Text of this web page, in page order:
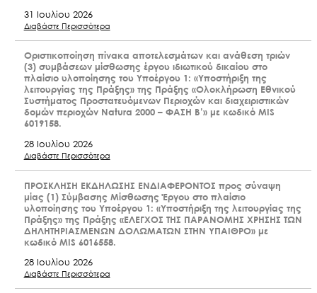
31 Ιουλίου 2026
Διαβάστε Περισσότερα
Οριστικοποίηση πίνακα αποτελεσμάτων και ανάθεση τριών
(3) συμβάσεων μίσθωσης έργου ιδιωτικού δικαίου στο
πλαίσιο υλοποίησης του Υποέργου 1: «Υποστήριξη της
λειτουργίας της Πράξης» της Πράξης «Ολοκλήρωση Εθνικού
Συστήματος Προστατευόμενων Περιοχών και διαχειριστικών
δομών περιοχών Natura 2000 – ΦΑΣΗ Β’» με κωδικό MIS
6019158.
28 Ιουλίου 2026
Διαβάστε Περισσότερα
ΠΡΟΣΚΛΗΣΗ ΕΚΔΗΛΩΣΗΣ ΕΝΔΙΑΦΕΡΟΝΤΟΣ προς σύναψη
μίας (1) Σύμβασης Μίσθωσης Έργου στο πλαίσιο
υλοποίησης του Υποέργου 1: «Υποστήριξη της λειτουργίας της
Πράξης» της Πράξης «ΕΛΕΓΧΟΣ ΤΗΣ ΠΑΡΑΝΟΜΗΣ ΧΡΗΣΗΣ ΤΩΝ
ΔΗΛΗΤΗΡΙΑΣΜΕΝΩΝ ΔΟΛΩΜΑΤΩΝ ΣΤΗΝ ΥΠΑΙΘΡΟ» με
κωδικό MIS 6016558.
28 Ιουλίου 2026
Διαβάστε Περισσότερα